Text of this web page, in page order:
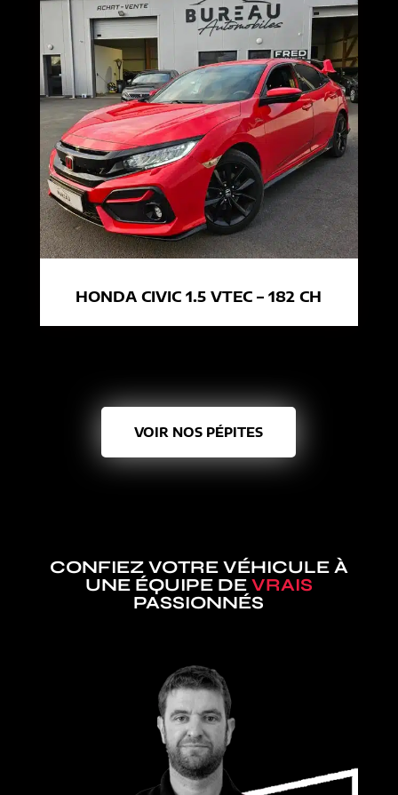
HONDA CIVIC 1.5 VTEC – 182 CH
VOIR NOS PÉPITES
CONFIEZ VOTRE VÉHICULE À
UNE ÉQUIPE DE VRAIS
PASSIONNÉS